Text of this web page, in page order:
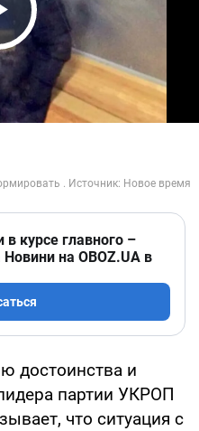
Video
курсе главного –
на OBOZ.UA в
достоинства и
партии УКРОП
что ситуация с